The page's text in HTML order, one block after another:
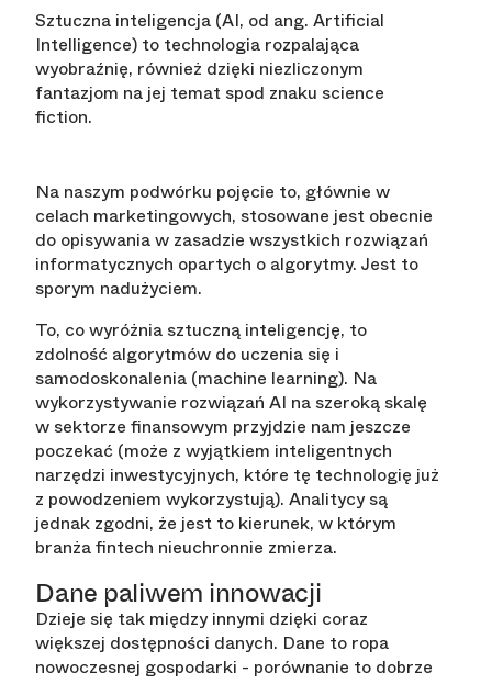
Sztuczna inteligencja (AI, od ang. Artificial
Intelligence) to technologia rozpalająca
wyobraźnię, również dzięki niezliczonym
fantazjom na jej temat spod znaku science
fiction.
Na naszym podwórku pojęcie to, głównie w
celach marketingowych, stosowane jest obecnie
do opisywania w zasadzie wszystkich rozwiązań
informatycznych opartych o algorytmy. Jest to
sporym nadużyciem.
To, co wyróżnia sztuczną inteligencję, to
zdolność algorytmów do uczenia się i
samodoskonalenia (machine learning). Na
wykorzystywanie rozwiązań AI na szeroką skalę
w sektorze finansowym przyjdzie nam jeszcze
poczekać (może z wyjątkiem inteligentnych
narzędzi inwestycyjnych, które tę technologię już
z powodzeniem wykorzystują). Analitycy są
jednak zgodni, że jest to kierunek, w którym
branża fintech nieuchronnie zmierza.
Dane paliwem innowacji
Dzieje się tak między innymi dzięki coraz
większej dostępności danych. Dane to ropa
nowoczesnej gospodarki - porównanie to dobrze